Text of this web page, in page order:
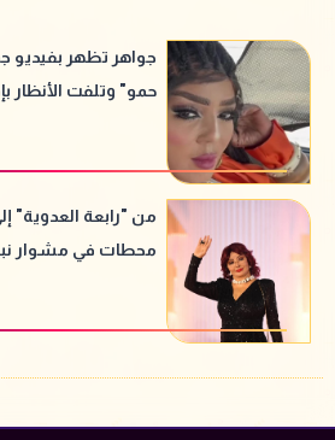
جواهر تظهر بفيديو
حمو" وتلفت الأنظار
من "رابعة العدوية"
محطات في مشوار